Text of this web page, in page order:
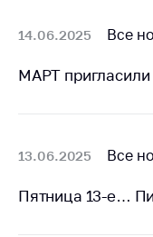
проектов
Маркировка
товаров
14.06.2025 Все
МАРТ
13.06.2025 Все
Пятница 13-е…